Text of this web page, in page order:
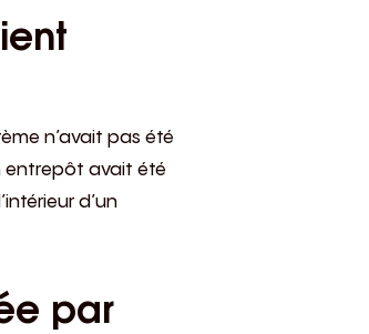
n’avait pas été
entrepôt avait été
d’un
par